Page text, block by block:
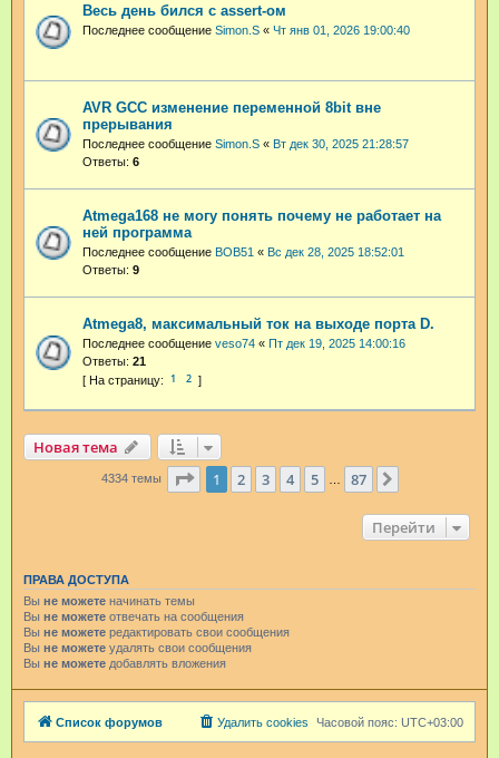
Весь день бился с assert-ом
Последнее сообщение Simon.S « Чт янв 01, 2026 19:00:40
AVR GCC изменение переменной 8bit вне
прерывания
Последнее сообщение Simon.S « Вт дек 30, 2025 21:28:57
Ответы: 6
Atmega168 не могу понять почему не работает на
ней программа
Последнее сообщение BOB51 « Вс дек 28, 2025 18:52:01
Ответы: 9
Atmega8, максимальный ток на выходе порта D.
Последнее сообщение veso74 « Пт дек 19, 2025 14:00:16
Ответы: 21
1 2
Новая тема
4334 темы Страница из 87
1 2 3 4 5 87
Перейти
ПРАВА ДОСТУПА
Вы не можете начинать темы
Вы не можете отвечать на сообщения
Вы не можете редактировать свои сообщения
Вы не можете удалять свои сообщения
Вы не можете добавлять вложения
Список форумов Часовой пояс: UTC+03:00
Удалить cookies